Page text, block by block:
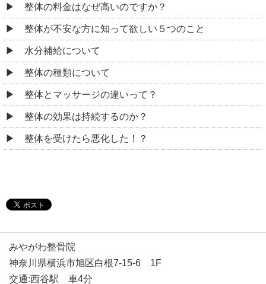
整体の料金はなぜ高いのですか？
整体が不安な方に知って欲しい５つのこと
水分補給について
整体の種類について
整体とマッサージの違いって？
整体の効果は持続するのか？
整体を受けたら悪化した！？
みやがわ整骨院
神奈川県横浜市旭区白根7-15-6 1F
交通:西谷駅 車4分